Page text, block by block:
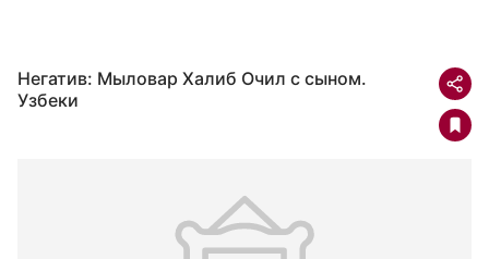
Негатив: Мыловар Халиб Очил с сыном.
Узбеки